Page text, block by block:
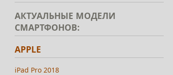
АКТУАЛЬНЫЕ МОДЕЛИ
СМАРТФОНОВ:
APPLE
iPad Pro 2018